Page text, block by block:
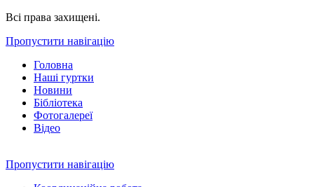
Всі права захищені.
Пропустити навігацію
Головна
Наші гуртки
Новини
Бібліотека
Фотогалереї
Відео
Пропустити навігацію